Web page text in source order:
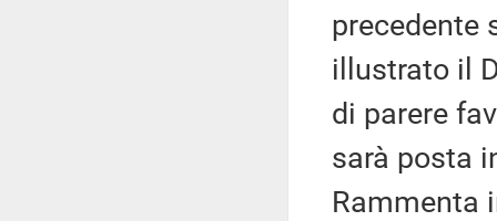
precedente
illustrato il
di parere
sarà posta
Rammenta